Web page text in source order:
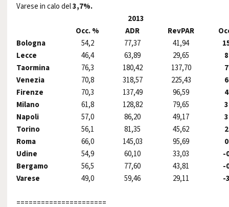
Varese in calo del3,7%.
2013
Occ. %
ADR RevPAR
Bologna
54,2 77,37 41,94
Lecce
46,4 63,89 29,65
Taormina
76,3 180,42 137,70
Venezia
70,8 318,57 225,43
Firenze
70,3 137,49 96,59
Milano
61,8 128,82 79,65
Napoli
57,0 86,20 49,17
Torino
56,1 81,35 45,62
Roma
66,0 145,03 95,69
Udine
54,9 60,10 33,03
-
Bergamo
56,5 77,60 43,81
-
Varese
49,0 59,46 29,11 -
======================